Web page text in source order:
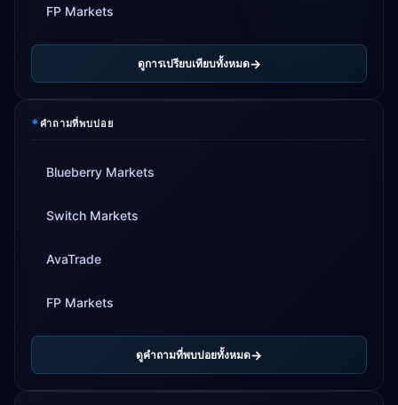
FP Markets
ดูการเปรียบเทียบทั้งหมด
*คำถามที่พบบ่อย
Blueberry Markets
Switch Markets
AvaTrade
FP Markets
ดูคำถามที่พบบ่อยทั้งหมด